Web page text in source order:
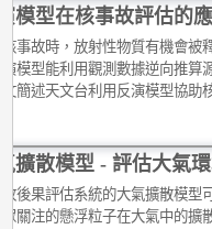
模型在核事故評估的
事故時，放射性物質有機會被
模型能利用觀測數據逆向推算
簡述天文台利用反演模型協助
擴散模型 - 評估大氣
後果評估系統的大氣擴散模型
關注的懸浮粒子在大氣中的擴